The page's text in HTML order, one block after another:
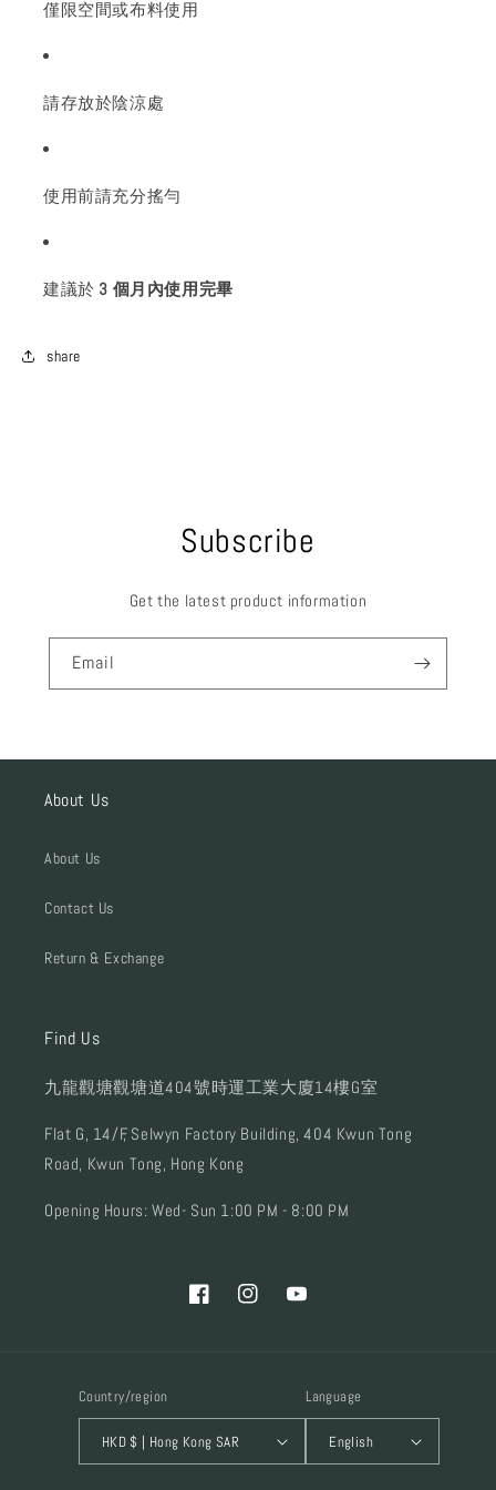
僅限空間或布料使用
請存放於陰涼處
使用前請充分搖勻
建議於 3 個月內使用完畢
share
Subscribe
Get the latest product information
Email
About Us
About Us
Contact Us
Return & Exchange
Find Us
九龍觀塘觀塘道404號時運工業大廈14樓G室
Flat G, 14/F, Selwyn Factory Building, 404 Kwun Tong
Road, Kwun Tong, Hong Kong
Opening Hours: Wed- Sun 1:00 PM - 8:00 PM
FacebookInstagramYouTube
Country/region
HKD $ | Hong Kong SAR
Language
English